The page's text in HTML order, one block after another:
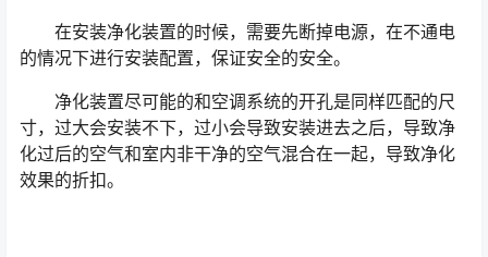
在安装净化装置的时候，需要先断掉电源，在不通电
的情况下进行安装配置，保证安全的安全。
净化装置尽可能的和空调系统的开孔是同样匹配的尺
寸，过大会安装不下，过小会导致安装进去之后，导致净
化过后的空气和室内非干净的空气混合在一起，导致净化
效果的折扣。